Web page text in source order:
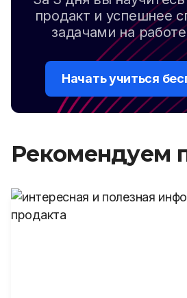
продакт и успешнее
задачами на
Начать учиться
Рекомендуем